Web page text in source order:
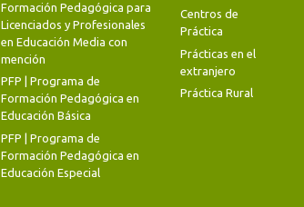
Formación Pedagógica para
Licenciados y Profesionales
en Educación Media con
mención
PFP | Programa de
Formación Pedagógica en
Educación Básica
PFP | Programa de
Formación Pedagógica en
Educación Especial
Centros de
Práctica
Prácticas en el
extranjero
Práctica Rural